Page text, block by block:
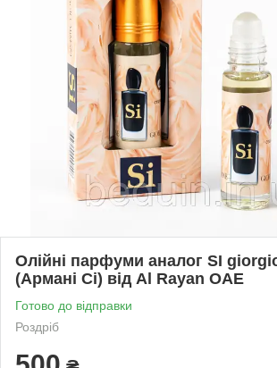
Олійні парфуми аналог SI
(Армані Сі) від Al Rayan ОАЕ
Готово до відправки
Роздріб